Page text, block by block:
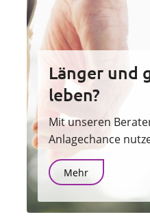
Länger und
leben?
Mit unseren
Anlagechance
Mehr